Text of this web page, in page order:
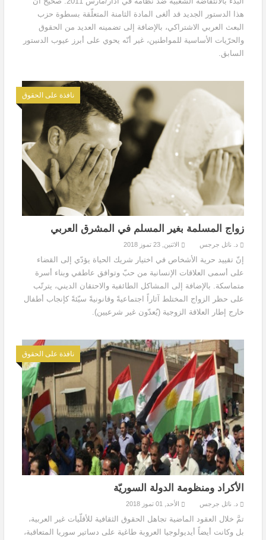
هذا الدستور الجديد قد ألغى المادة الثامنة المتعلّقة بسطوة حزب
البعث العربي الاشتراكي، بالإضافة إلى تضمينه العديد من الحقوق
والحرّيات الأساسية للمواطنين، غير أنّه يحوي على أبرز عيوب الدستور
السابق.
نافذة على الحقوق
زواج المسلمة بغير المسلم في المشرق العربي
د. نائل جرجس الاثنين, 23 تموز 2018
إنّ تقييد حرية الأشخاص في اختيار شريك الحياة يؤدّي إلى القضاء
على أسمى العلاقات الإنسانية من حبّ وتوافق عاطفي وبناء أسرة
متماسكة. بالإضافة إلى المشاكل الطائفية والاحتقان الديني، يترتّب
على حظر الزواج المختلط آثاراً اجتماعيةً وقانونيةً سيّئةً كإنجاب أطفال
خارج إطار العلاقة الزوجية (يُعدّون غير شرعيين).
نافذة على الحقوق
الأكراد ومنظومة الدولة السوريّة
د. نائل جرجس الأحد, 01 تموز 2018
تمَّ خلال العقود الماضية تجاهل الحقوق الثقافية للأقلّيات غير العربية،
بل وكانت أيضاً أيديولوجيا العروبة طاغية على دساتير سوريا المتعاقبة،